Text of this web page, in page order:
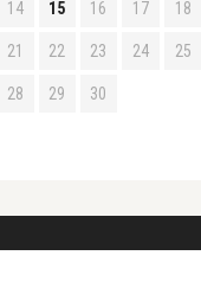
14 15 16 17 18
21 22 23 24 25
28 29 30